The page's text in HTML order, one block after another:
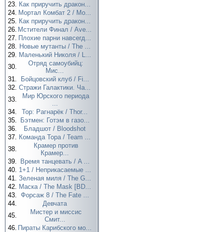
23. Как приручить дракон...
24. Мортал Комбат 2 / Mo...
25. Как приручить дракон...
26. Мстители Финал / Ave...
27. Плохие парни навсегд...
28. Новые мутанты / The ...
29. Маленький Николя / L...
30.
Отряд самоубийц:
Мис...
31.
Бойцовский клуб / Fi...
32. Стражи Галактики. Ча...
33.
Мир Юрского периода
...
34.
Тор: Рагнарёк / Thor...
35.
Бэтмен: Готэм в газо...
36.
Бладшот / Bloodshot
37. Команда Тора / Team ...
38.
Крамер против
Крамер...
39.
Время танцевать / A ...
40. 1+1 / Неприкасаемые ...
41. Зеленая миля / The G...
42. Маска / The Mask [BD...
43. Форсаж 8 / The Fate ...
44.
Девчата
45.
Мистер и миссис
Смит...
46. Пираты Карибского мо...